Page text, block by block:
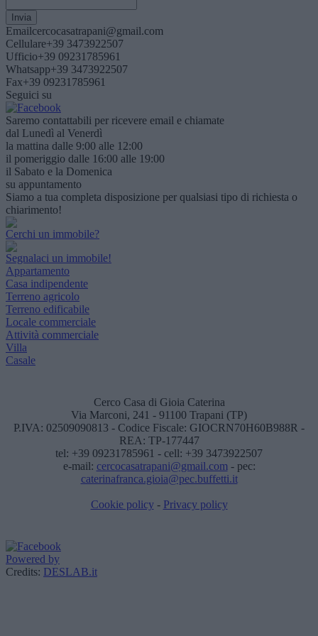
Emailcercocasatrapani@gmail.com
Cellulare+39 3473922507
Ufficio+39 09231785961
Whatsapp+39 3473922507
Fax+39 09231785961
Seguici su
Saremo contattabili per ricevere email e chiamate
dal Lunedì al Venerdì
la mattina dalle 9:00 alle 12:00
il pomeriggio dalle 16:00 alle 19:00
il Sabato e la Domenica
su appuntamento
Siamo a tua completa disposizione per qualsiasi tipo di richiesta o
chiarimento!
Cerchi un immobile?
Segnalaci un immobile!
Appartamento
Casa indipendente
Terreno agricolo
Terreno edificabile
Locale commerciale
Attività commerciale
Villa
Casale
Cerco Casa di Gioia Caterina
Via Marconi, 241 - 91100 Trapani (TP)
P.IVA: 02509090813 - Codice Fiscale: GIOCRN70H60B988R -
REA: TP-177447
tel: +39 09231785961 - cell: +39 3473922507
e-mail: cercocasatrapani@gmail.com - pec:
caterinafranca.gioia@pec.buffetti.it
Cookie policy- Privacy policy
Powered by
Credits: DESLAB.it